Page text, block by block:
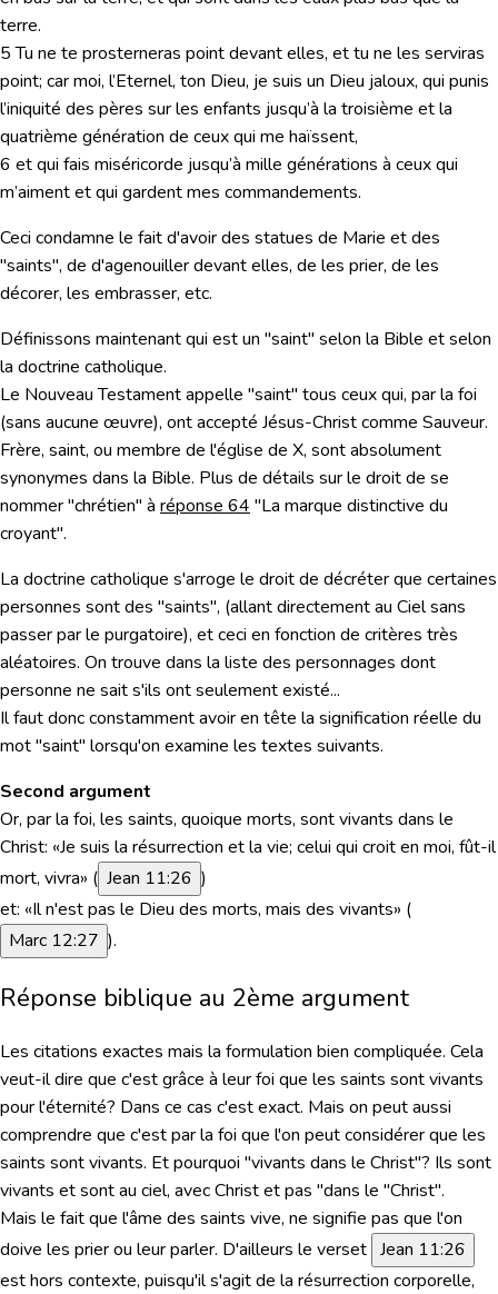
terre.
5 Tu ne te prosterneras point devant elles, et tu ne les serviras
point; car moi, l’Eternel, ton Dieu, je suis un Dieu jaloux, qui punis
l’iniquité des pères sur les enfants jusqu’à la troisième et la
quatrième génération de ceux qui me haïssent,
6 et qui fais miséricorde jusqu’à mille générations à ceux qui
m’aiment et qui gardent mes commandements.
Ceci condamne le fait d'avoir des statues de Marie et des
"saints", de d'agenouiller devant elles, de les prier, de les
décorer, les embrasser, etc.
Définissons maintenant qui est un "saint" selon la Bible et selon
la doctrine catholique.
Le Nouveau Testamentappelle "saint" tous ceux qui, par la foi
(sans aucune œuvre), ont accepté Jésus-Christ comme Sauveur.
Frère, saint, ou membre de l'église de X, sont absolument
synonymes dans la Bible. Plus de détails sur le droit de se
nommer "chrétien" à réponse 64 "La marque distinctive du
croyant".
La doctrine catholique s'arroge le droit de décréter que certaines
personnes sont des "saints", (allant directement au Ciel sans
passer par le purgatoire), et ceci en fonction de critères très
aléatoires. On trouve dans la liste des personnages dont
personne ne sait s'ils ont seulement existé...
Il faut donc constamment avoir en tête la signification réelle du
mot "saint" lorsqu'on examine les textes suivants.
Second argument
Or, par la foi, les saints, quoique morts, sont vivants dans le
Christ: «Je suis la résurrection et la vie; celui qui croit en moi, fût-il
mort, vivra» ( Jean 11:26 )
et: «Il n'est pas le Dieu des morts, mais des vivants» (
Marc 12:27 ).
Réponse biblique au 2ème argument
Les citations exactes mais la formulation bien compliquée. Cela
veut-il dire que c'est grâce à leur foi que les saints sont vivants
pour l'éternité? Dans ce cas c'est exact. Mais on peut aussi
comprendre que c'est par la foi que l'on peut considérer que les
saints sont vivants. Et pourquoi "vivants dans le Christ"? Ils sont
vivants et sont au ciel, avecChrist et pas "dans le "Christ".
Mais le fait que l'âme des saints vive, ne signifie pas que l'on
doive les prier ou leur parler. D'ailleurs le verset Jean 11:26
est hors contexte, puisqu'il s'agit de la résurrection corporelle,